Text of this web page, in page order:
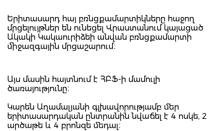
Երիտասարդ հայ բռնցքամարտիկները հաջող
մրցելույթներ են ունեցել Վրաստանում կայացած
Ակակի Կակաուրիձեի անվան բռնցքամարտի
միջազգային մրցաշարում։
Այս մասին հայտնում է ՀԲՖ-ի մամուլի
ծառայությունը։
Կարեն Աղամալյանի գլխավորությամբ մեր
երիտասարդական ընտրանին նվաճել է 4 ոսկե, 2
արծաթե և 4 բրոնզե մեդալ։